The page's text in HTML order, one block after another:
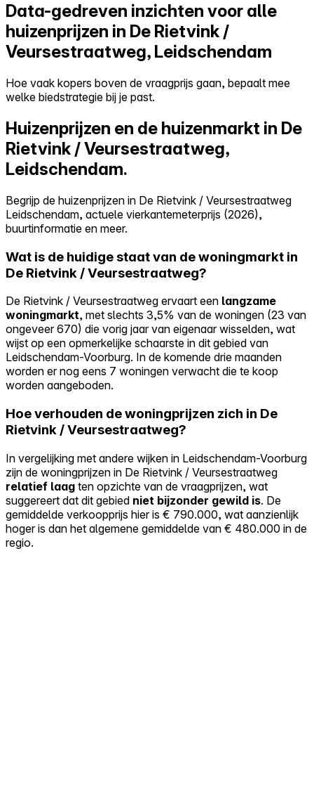
Data-gedreven inzichten voor alle
huizenprijzen in De Rietvink /
Veursestraatweg, Leidschendam
Hoe vaak kopers boven de vraagprijs gaan, bepaalt mee
welke biedstrategie bij je past.
Huizenprijzen en de huizenmarkt in De
Rietvink / Veursestraatweg,
Leidschendam.
Begrijp de huizenprijzen in De Rietvink / Veursestraatweg
Leidschendam, actuele vierkantemeterprijs (2026),
buurtinformatie en meer.
Wat is de huidige staat van de woningmarkt in
De Rietvink / Veursestraatweg?
De Rietvink / Veursestraatweg ervaart een langzame
woningmarkt, met slechts 3,5% van de woningen (23 van
ongeveer 670) die vorig jaar van eigenaar wisselden, wat
wijst op een opmerkelijke schaarste in dit gebied van
Leidschendam-Voorburg. In de komende drie maanden
worden er nog eens 7 woningen verwacht die te koop
worden aangeboden.
Hoe verhouden de woningprijzen zich in De
Rietvink / Veursestraatweg?
In vergelijking met andere wijken in Leidschendam-Voorburg
zijn de woningprijzen in De Rietvink / Veursestraatweg
relatief laag ten opzichte van de vraagprijzen, wat
suggereert dat dit gebied niet bijzonder gewild is. De
gemiddelde verkoopprijs hier is € 790.000, wat aanzienlijk
hoger is dan het algemene gemiddelde van € 480.000 in de
regio.